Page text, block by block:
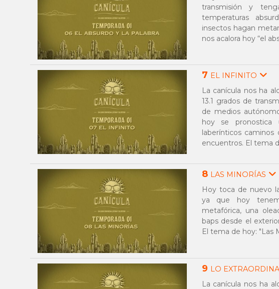
transmisión y
temperaturas
insectos hagan
nos acalora hoy “el
7 EL INFINITO
La canícula nos ha
13.1 grados de
de medios
hoy se pronostica
laberínticos
encuentros. El tema
8 LAS MINORÍAS
Hoy toca de nuevo
ya que hoy
metafórica, una
baps desde el
El tema de hoy: "Las
9 LO
La canícula nos ha